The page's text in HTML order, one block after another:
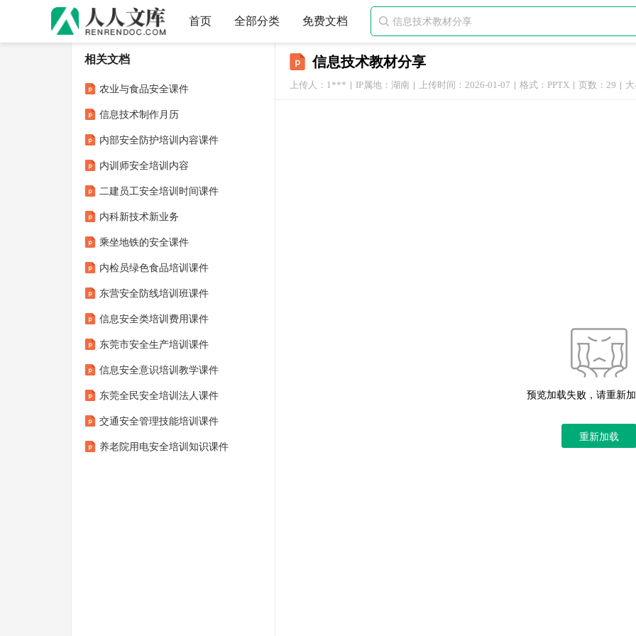
首页 全部分类 免费文档 
信息技术教材分享
上传人：1*** IP属地：湖南 上传时间：2026-01-07 格式：PPTX 页数：29
预览加载失败，请重新
重新加载
相关文档
农业与食品安全课件
信息技术制作月历
内部安全防护培训内容课件
内训师安全培训内容
二建员工安全培训时间课件
内科新技术新业务
乘坐地铁的安全课件
内检员绿色食品培训课件
东营安全防线培训班课件
信息安全类培训费用课件
东莞市安全生产培训课件
信息安全意识培训教学课件
东莞全民安全培训法人课件
交通安全管理技能培训课件
养老院用电安全培训知识课件